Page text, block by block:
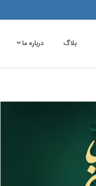
بلاگ درباره ما